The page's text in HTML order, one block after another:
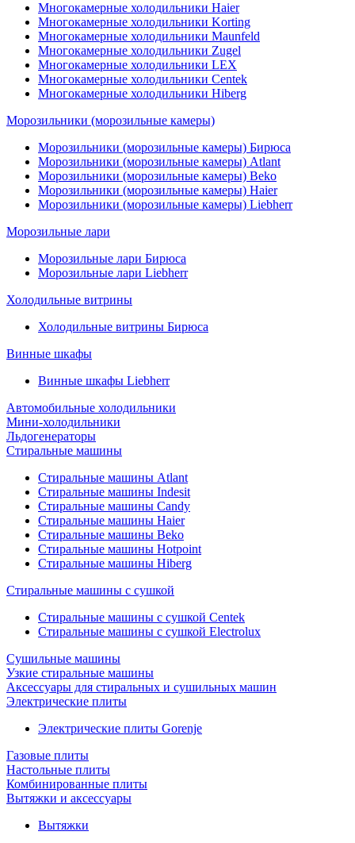
Многокамерные холодильники Haier
Многокамерные холодильники Korting
Многокамерные холодильники Maunfeld
Многокамерные холодильники Zugel
Многокамерные холодильники LEX
Многокамерные холодильники Centek
Многокамерные холодильники Hiberg
Морозильники (морозильные камеры)
Морозильники (морозильные камеры) Бирюса
Морозильники (морозильные камеры) Atlant
Морозильники (морозильные камеры) Beko
Морозильники (морозильные камеры) Haier
Морозильники (морозильные камеры) Liebherr
Морозильные лари
Морозильные лари Бирюса
Морозильные лари Liebherr
Холодильные витрины
Холодильные витрины Бирюса
Винные шкафы
Винные шкафы Liebherr
Автомобильные холодильники
Мини-холодильники
Льдогенераторы
Стиральные машины
Стиральные машины Atlant
Стиральные машины Indesit
Стиральные машины Candy
Стиральные машины Haier
Стиральные машины Beko
Стиральные машины Hotpoint
Стиральные машины Hiberg
Стиральные машины с сушкой
Стиральные машины с сушкой Centek
Стиральные машины с сушкой Electrolux
Сушильные машины
Узкие стиральные машины
Аксессуары для стиральных и сушильных машин
Электрические плиты
Электрические плиты Gorenje
Газовые плиты
Настольные плиты
Комбинированные плиты
Вытяжки и аксессуары
Вытяжки